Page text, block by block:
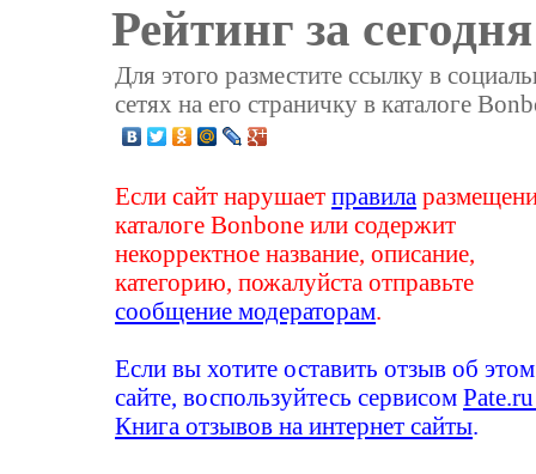
Рейтинг за
Для этого разместите ссылку в
сетях на его страничку в каталоге
Если сайт нарушаетправила
каталоге Bonbone или содержит
некорректное название, описание,
категорию, пожалуйста отправьте
сообщение модераторам
Если вы хотите оставить отзыв об этом
сайте, воспользуйтесь сервисом
Книга отзывов на интернет сайты